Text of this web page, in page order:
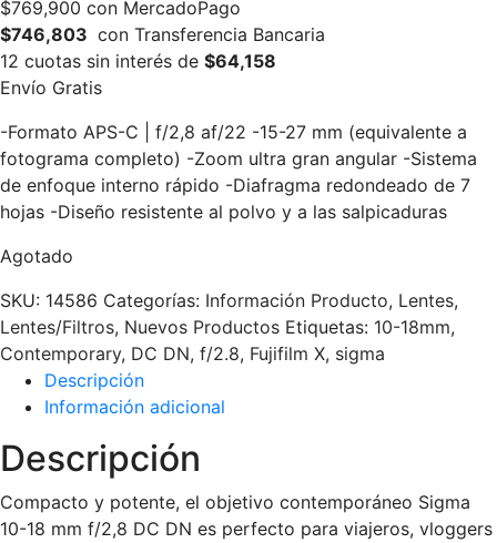
$769,900 con MercadoPago
$746,803 con Transferencia Bancaria
12 cuotas sin interés de $64,158
Envío Gratis
-Formato APS-C | f/2,8 af/22 -15-27 mm (equivalente a
fotograma completo) -Zoom ultra gran angular -Sistema
de enfoque interno rápido -Diafragma redondeado de 7
hojas -Diseño resistente al polvo y a las salpicaduras
Agotado
SKU: 14586 Categorías: Información Producto, Lentes,
Lentes/Filtros, Nuevos Productos Etiquetas: 10-18mm,
Contemporary, DC DN, f/2.8, Fujifilm X, sigma
Descripción
Información adicional
Descripción
Compacto y potente, el objetivo contemporáneo Sigma
10-18 mm f/2,8 DC DN es perfecto para viajeros, vloggers